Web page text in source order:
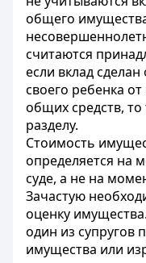
общего
считаются
если вклад
своего ребенка
общих средств,
разделу.
Стоимость
определяется на
суде, а не на
Зачастую
оценку
один из супругов
имущества или